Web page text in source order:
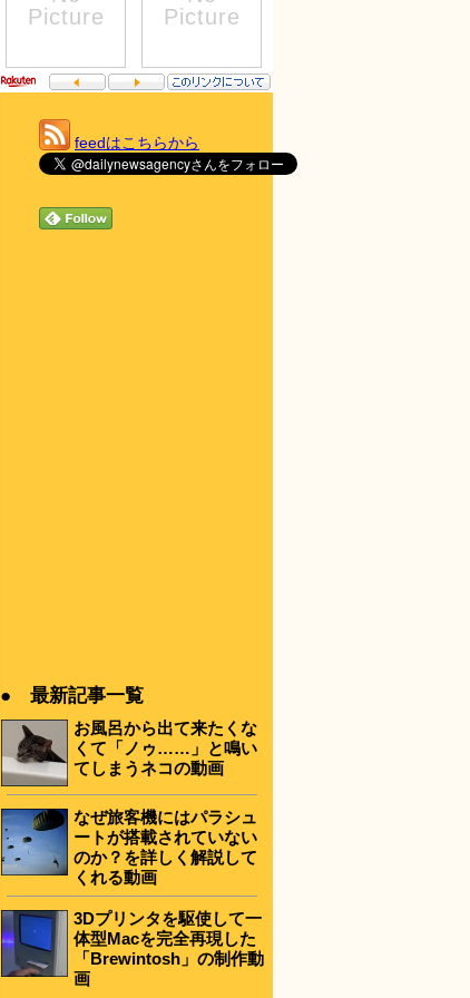
feedはこちらから
● 最新記事一覧
お風呂から出て来たくな
くて「ノゥ……」と鳴い
てしまうネコの動画
なぜ旅客機にはパラシュ
ートが搭載されていない
のか？を詳しく解説して
くれる動画
3Dプリンタを駆使して一
体型Macを完全再現した
「Brewintosh」の制作動
画